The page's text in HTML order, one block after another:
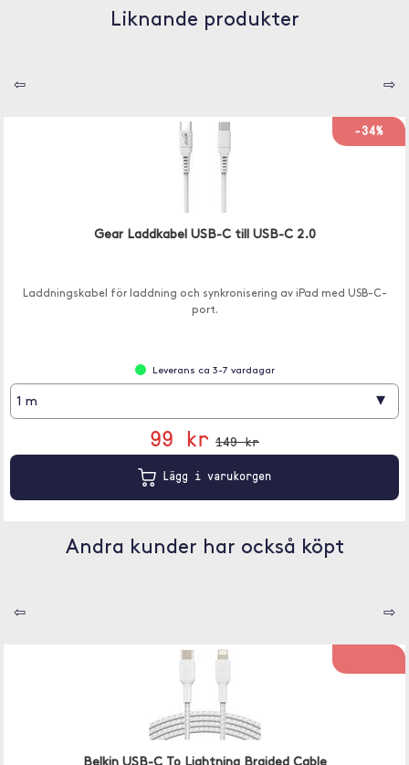
Liknande produkter
⇦ ⇨
-34%
Gear Laddkabel USB-C till USB-C 2.0
Laddningskabel för laddning och synkronisering av iPad med USB-C-
port.
Leverans ca 3-7 vardagar
1 m ▾
99 kr 149 kr
Lägg i varukorgen
Andra kunder har också köpt
⇦ ⇨